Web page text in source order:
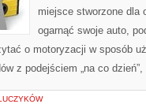
miejsce stworzone dla
ogarnąć swoje auto,
o motoryzacji w sposób
z podejściem „na co